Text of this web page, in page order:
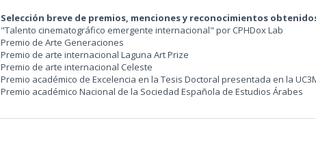
Selección breve de premios, menciones y reconocimientos
"Talento cinematográfico emergente internacional" por CPHDox Lab
Premio de Arte Generaciones
Premio de arte internacional Laguna Art Prize
Premio de arte internacional Celeste
Premio académico de Excelencia en la Tesis Doctoral presentada en la
Premio académico Nacional de la Sociedad Española de Estudios Árabes